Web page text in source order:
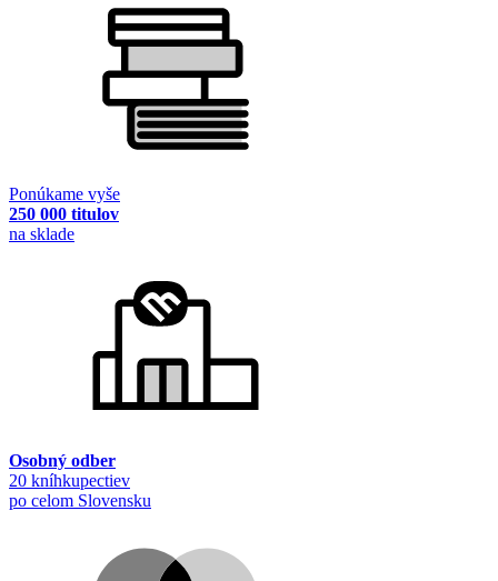
Ponúkame vyše
250 000 titulov
na sklade
Osobný odber
20 kníhkupectiev
po celom Slovensku